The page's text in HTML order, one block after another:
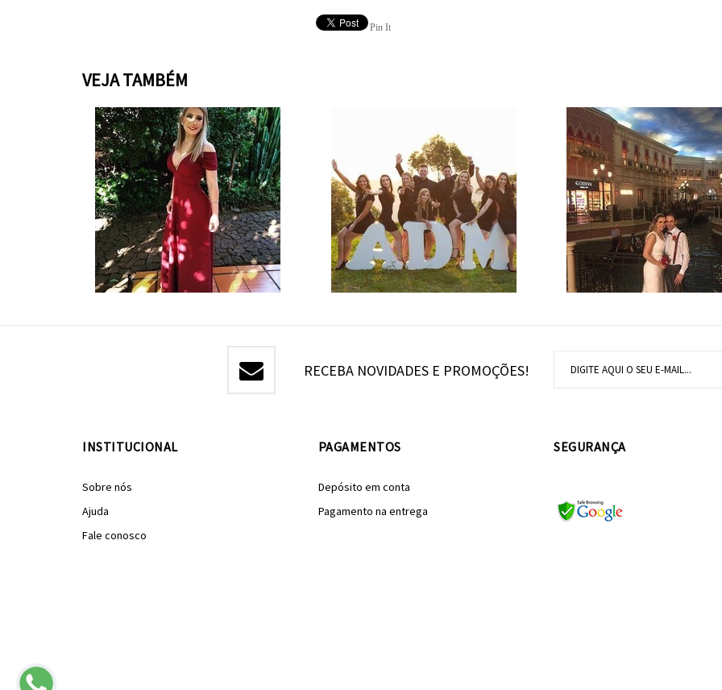
Pin It
VEJA TAMBÉM
RECEBA NOVIDADES E PROMOÇÕES!
INSTITUCIONAL
Sobre nós
Ajuda
Fale conosco
PAGAMENTOS
Depósito em conta
Pagamento na entrega
SEGURANÇA